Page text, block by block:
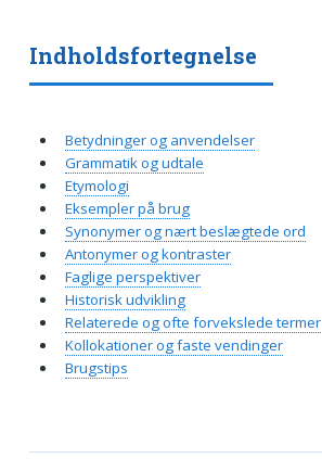
Indholdsfortegnelse
Betydninger og anvendelser
Grammatik og udtale
Etymologi
Eksempler på brug
Synonymer og nært beslægtede ord
Antonymer og kontraster
Faglige perspektiver
Historisk udvikling
Relaterede og ofte forvekslede termer
Kollokationer og faste vendinger
Brugstips